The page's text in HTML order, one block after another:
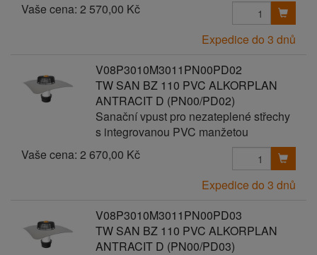
Vaše cena: 2 570,00 Kč
Expedice do 3 dnů
V08P3010M3011PN00PD02
TW SAN BZ 110 PVC ALKORPLAN
ANTRACIT D (PN00/PD02)
Sanační vpust pro nezateplené střechy
s integrovanou PVC manžetou
Vaše cena: 2 670,00 Kč
Expedice do 3 dnů
V08P3010M3011PN00PD03
TW SAN BZ 110 PVC ALKORPLAN
ANTRACIT D (PN00/PD03)